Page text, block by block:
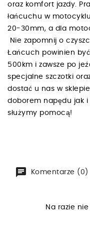
oraz komfort jazdy.
łańcuchu w
20-30mm, a dla
Nie zapomnij o
Łańcuch powinien
500km i zawsze po
specjalne szczotki
dostać u nas w
doborem napędu jak
służymy pomocą!
Komentarze (0)
Na razie